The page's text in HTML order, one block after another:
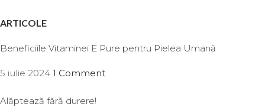
ARTICOLE
Beneficiile Vitaminei E Pure pentru Pielea Umană
5 iulie 2024 1 Comment
Alăptează fără durere!